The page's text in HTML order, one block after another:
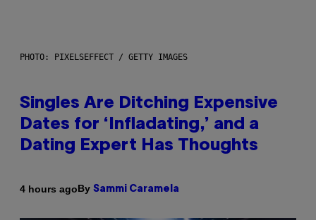
PHOTO: PIXELSEFFECT / GETTY IMAGES
Singles Are Ditching Expensive
Dates for ‘Infladating,’ and a
Dating Expert Has Thoughts
4 hours agoBy Sammi Caramela